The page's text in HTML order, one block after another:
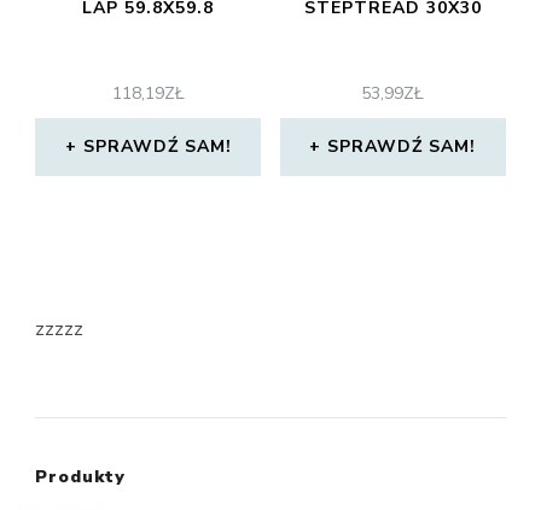
LAP 59.8X59.8
118,19ZŁ
SPRAWDŹ SAM!
STEPTREAD 30X30
53,99ZŁ
SPRAWDŹ SAM!
zzzzz
Produkty